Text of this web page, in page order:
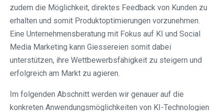
zudem die Möglichkeit, direktes Feedback von Kunden zu
erhalten und somit Produktoptimierungen vorzunehmen.
Eine Unternehmensberatung mit Fokus auf KI und Social
Media Marketing kann Giessereien somit dabei
unterstützen, ihre Wettbewerbsfähigkeit zu steigern und
erfolgreich am Markt zu agieren.
Im folgenden Abschnitt werden wir genauer auf die
konkreten Anwendungsmöglichkeiten von KI-Technologien